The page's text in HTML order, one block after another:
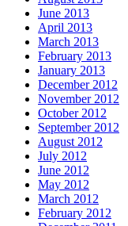
June 2013
April 2013
March 2013
February 2013
January 2013
December 2012
November 2012
October 2012
September 2012
August 2012
July 2012
June 2012
May 2012
March 2012
February 2012